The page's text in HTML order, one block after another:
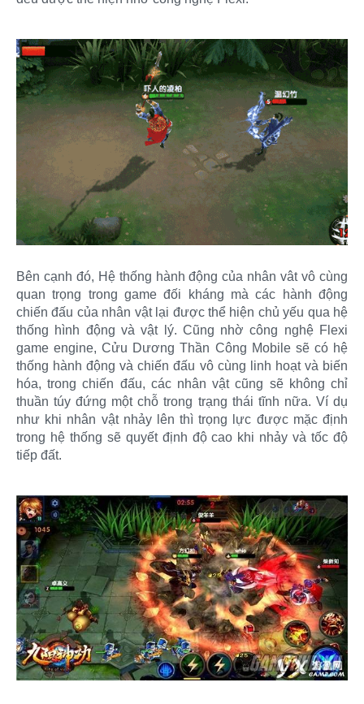
Bên cạnh đó, Hệ thống hành động của nhân vât vô cùng
quan trọng trong game đối kháng mà các hành động
chiến đấu của nhân vật lại được thể hiện chủ yếu qua hệ
thống hình động và vật lý. Cũng nhờ công nghệ Flexi
game engine, Cửu Dương Thần Công Mobile sẽ có hệ
thống hành động và chiến đấu vô cùng linh hoạt và biến
hóa, trong chiến đấu, các nhân vật cũng sẽ không chỉ
thuần túy đứng một chỗ trong trạng thái tĩnh nữa. Ví dụ
như khi nhân vật nhảy lên thì trọng lực được mặc định
trong hệ thống sẽ quyết định độ cao khi nhảy và tốc độ
tiếp đất.